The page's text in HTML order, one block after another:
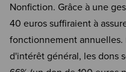
Nonfiction. Grâce à une
40 euros suffiraient à
fonctionnement
d'intérêt général, les dons